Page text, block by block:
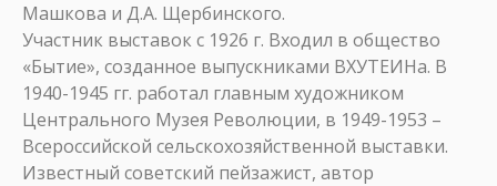
Машкова и Д.А. Щербинского.
Участник выставок с 1926 г. Входил в общество
«Бытие», созданное выпускниками ВХУТЕИНа. В
1940-1945 гг. работал главным художником
Центрального Музея Революции, в 1949-1953 –
Всероссийской сельскохозяйственной выставки.
Известный советский пейзажист, автор